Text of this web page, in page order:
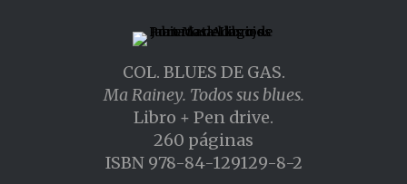
COL. BLUES DE GAS.
Ma Rainey. Todos sus blues.
Libro + Pen drive.
260 páginas
ISBN 978-84-129129-8-2